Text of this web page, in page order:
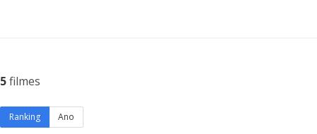
5filmes
Ranking Ano